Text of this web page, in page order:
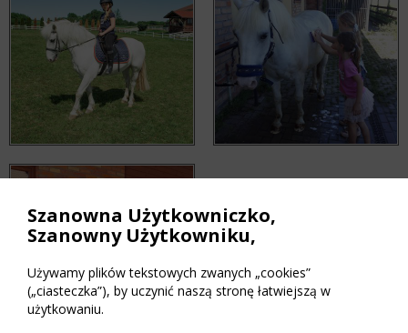
Szanowna Użytkowniczko,
Szanowny Użytkowniku,
Używamy plików tekstowych zwanych „cookies”
(„ciasteczka”), by uczynić naszą stronę łatwiejszą w
użytkowaniu.